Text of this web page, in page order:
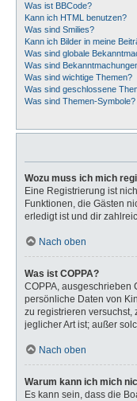
Was ist BBCode?
Kann ich HTML benutzen?
Was sind Smilies?
Kann ich Bilder in meine
Was sind globale
Was sind
Was sind wichtige Themen?
Was sind geschlossene
Was sind Themen-Symbole?
Wozu muss ich mich
Eine Registrierung ist
Funktionen, die Gästen
erledigt ist und dir
Nach oben
Was ist COPPA?
COPPA, ausgeschrieben
persönliche Daten von
zu registrieren versuchst,
jeglicher Art ist; außer
Nach oben
Warum kann ich mich
Es kann sein, dass die